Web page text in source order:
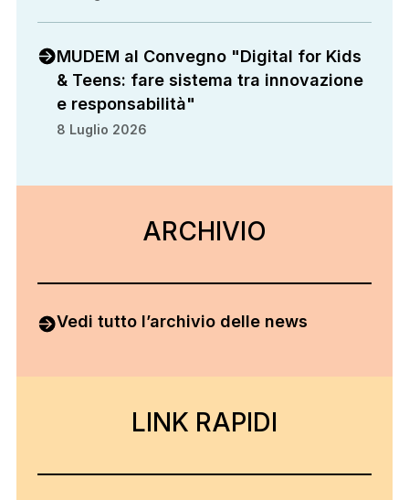
MUDEM al Convegno "Digital for Kids
& Teens: fare sistema tra innovazione
e responsabilità"
8 Luglio 2026
ARCHIVIOARCHIVIO
Vedi tutto l’archivio delle news
LINK RAPIDILINK RAPIDI